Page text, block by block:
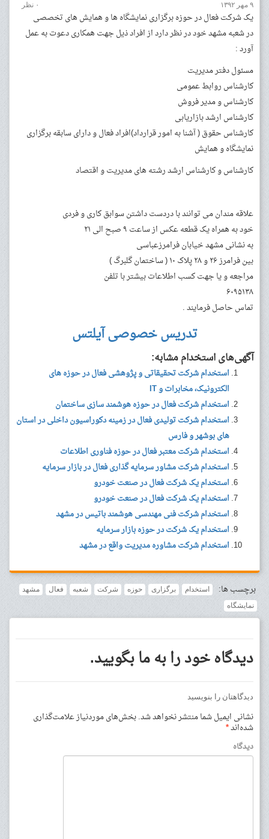
۹ مهر ۱۳۹۲ ۰ نظر
یک شرکت فعال در حوزه برگزاری نمایشگاه ها و همایش های تخصصی
در شعبه مشهد خود در نظر دارد از افراد ذیل جهت همکاری دعوت به عمل
آورد :
مسئول دفتر مدیریت
کارشناس روابط عمومی
کارشناس و مدیر فروش
کارشناس ارشد بازاریابی
کارشناس حقوق ( آشنا به امور قرارداد)افراد فعال و دارای سابقه برگزاری
نمایشگاه و همایش
کارشناس و کارشناس ارشد رشته های مدیریت و اقتصاد
علاقه مندان می توانند با دردست داشتن سوابق کاری و فردی
خود به همراه یک قطعه عکس از ساعت ۹ صبح الی ۲۱
به نشانی مشهد خیابان فرامرزعباسی
بین فرامرز ۲۶ و ۲۸ پلاک ۱۰ ( ساختمان گلبرگ )
مراجعه و یا جهت کسب اطلاعات بیشتر با تلفن
۶۰۹۵۱۳۸
تماس حاصل فرمایند .
تدریس خصوصی آیلتس
آگهی‌های استخدام مشابه:
استخدام شرکت تحقیقاتی و پژوهشی فعال در حوزه های
الکترونیک، مخابرات و IT
استخدام شرکت فعال در حوزه هوشمند سازی ساختمان
استخدام شرکت تولیدی فعال در زمینه دکوراسیون داخلی در استان
های بوشهر و فارس
استخدام شرکت معتبر فعال در حوزه فناوری اطلاعات
استخدام شرکت مشاور سرمایه گذاری فعال در بازار سرمایه
استخدام یک شرکت فعال در صنعت خودرو
استخدام یک شرکت فعال در صنعت خودرو
استخدام شرکت فنی مهندسی هوشمند باتیس در مشهد
استخدام یک شرکت در حوزه بازار سرمایه
استخدام شرکت مشاوره مدیریت واقع در مشهد
برچسب ها: استخدام برگزاری حوزه شرکت شعبه فعال
مشهد
نمایشگاه
دیدگاه خود را به ما بگویید.
دیدگاهتان را بنویسید
نشانی ایمیل شما منتشر نخواهد شد.بخش‌های موردنیاز علامت‌گذاری
شده‌اند*
دیدگاه